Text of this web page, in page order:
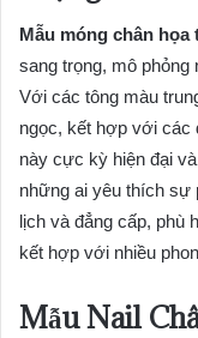
Mẫu móng chân họa
sang trọng, mô
Với các tông màu
ngọc, kết hợp với các
này cực kỳ hiện đại
những ai yêu thích sự
lịch và đẳng cấp, phù
kết hợp với nhiều
Mẫu Nail